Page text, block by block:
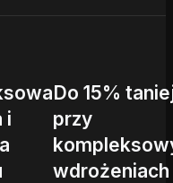
i
Do 15%
przy
wdrożeniach